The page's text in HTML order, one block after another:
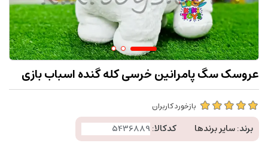
عروسک سگ پامرانین خرسی کله گنده اسباب بازی
بازخورد کاربران
برند:سایر برندها کدکالا: